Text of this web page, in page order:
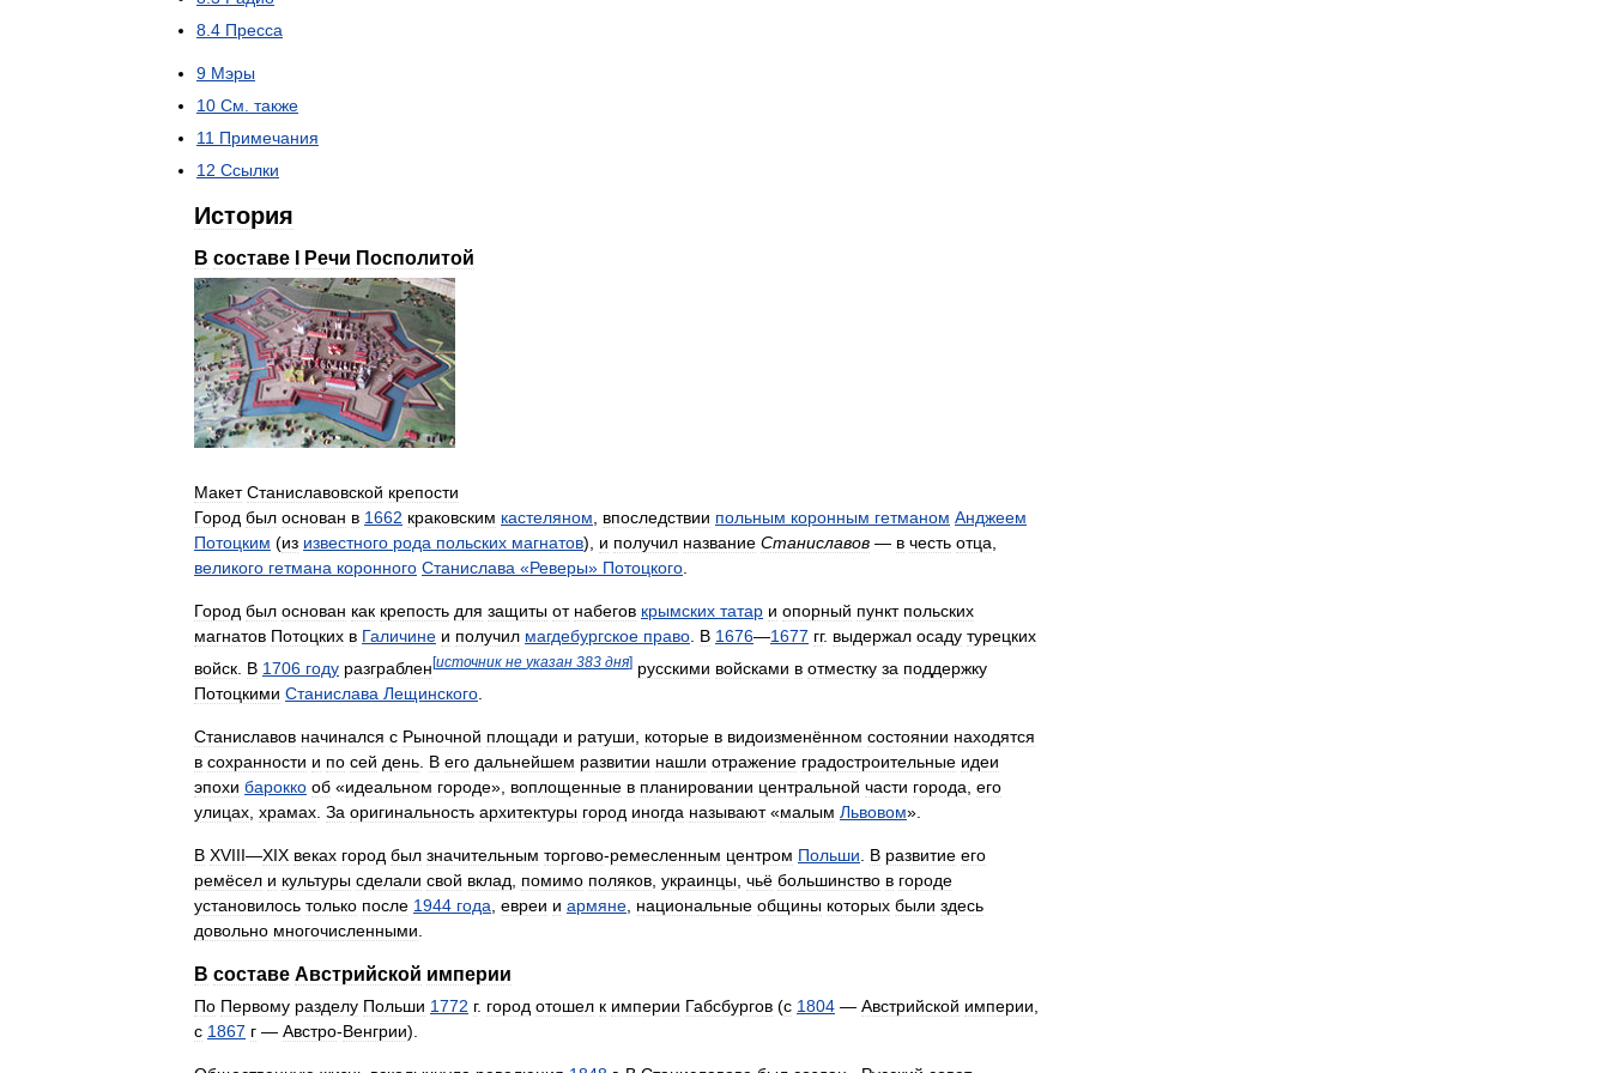
8 4 Пресса
9 Мэры
10 См также
11 Примечания
12 Ссылки
История
В составе Речи Посполитой
Макет Станиславовской крепости
Город был основан в 1662 краковским кастеляном, впоследствии польным коронным гетманом Анджеем
Потоцким (из известного рода польских магнатов), и получил название Станиславов — в честь отца,
великого гетмана коронного Станислава «Реверы» Потоцкого.
Город был основан как крепость для защиты от набегов крымских татар и опорный пункт польских
магнатов Потоцких в Галичине и получил магдебургское право. В 1676—1677 гг. выдержал осаду турецких
войск В 1706 году разграблен [источник не указан 383 дня] русскими войсками в отместку за поддержку
Потоцкими Станислава Лещинского
Станиславов начинался с Рыночной площади и ратуши которые в видоизменённом состоянии находятся
в сохранности и по сей день В его дальнейшем развитии нашли отражение градостроительные идеи
эпохи барокко об «идеальном городе», воплощенные в планировании центральной части города его
улицах храмах За оригинальность архитектуры город иногда называют«малым Львовом».
В XVIII—XIX веках город был значительным торгово-ремесленным центром Польши В развитие его
ремёсел и культуры сделали свой вклад помимо поляков украинцы чьё большинство в городе
установилось только после 1944 года евреи и армяне национальные общины которых были здесь
довольно многочисленными
В составе Австрийской империи
По Первому разделу Польши 1772 г. город отошел к империи Габсбургов (с 1804 — Австрийской империи
с 1867 г — Австро-Венгрии).